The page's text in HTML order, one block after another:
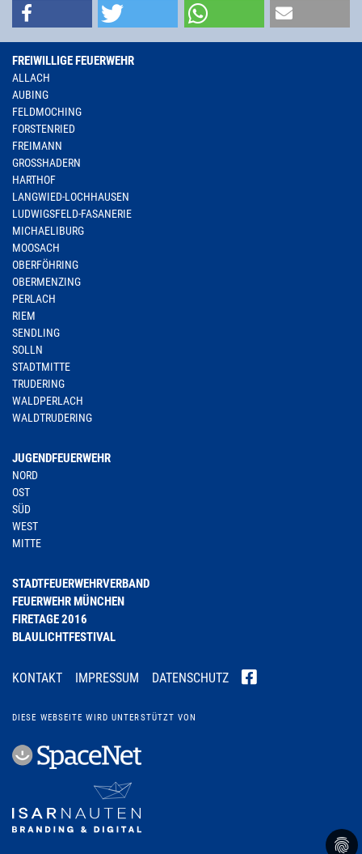
FREIWILLIGE FEUERWEHR
ALLACH
AUBING
FELDMOCHING
FORSTENRIED
FREIMANN
GROSSHADERN
HARTHOF
LANGWIED-LOCHHAUSEN
LUDWIGSFELD-FASANERIE
MICHAELIBURG
MOOSACH
OBERFÖHRING
OBERMENZING
PERLACH
RIEM
SENDLING
SOLLN
STADTMITTE
TRUDERING
WALDPERLACH
WALDTRUDERING
JUGENDFEUERWEHR
NORD
OST
SÜD
WEST
MITTE
STADTFEUERWEHRVERBAND
FEUERWEHR MÜNCHEN
FIRETAGE 2016
BLAULICHTFESTIVAL
KONTAKT IMPRESSUM DATENSCHUTZ
DIESE WEBSEITE WIRD UNTERSTÜTZT VON